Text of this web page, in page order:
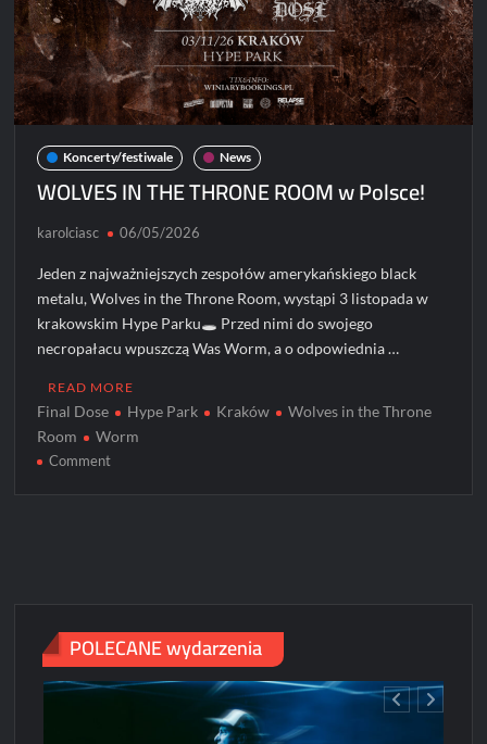
Koncerty/festiwale News
WOLVES IN THE THRONE ROOM w Polsce!
karolciasc 06/05/2026
Jeden z najważniejszych zespołów amerykańskiego black
metalu, Wolves in the Throne Room, wystąpi 3 listopada w
krakowskim Hype Parku🕳️ Przed nimi do swojego
necropałacu wpuszczą Was Worm, a o odpowiednia …
READ MORE
Final Dose Hype Park Kraków
Wolves in the Throne
Room
Worm
Commenton
POLECANE wydarzenia